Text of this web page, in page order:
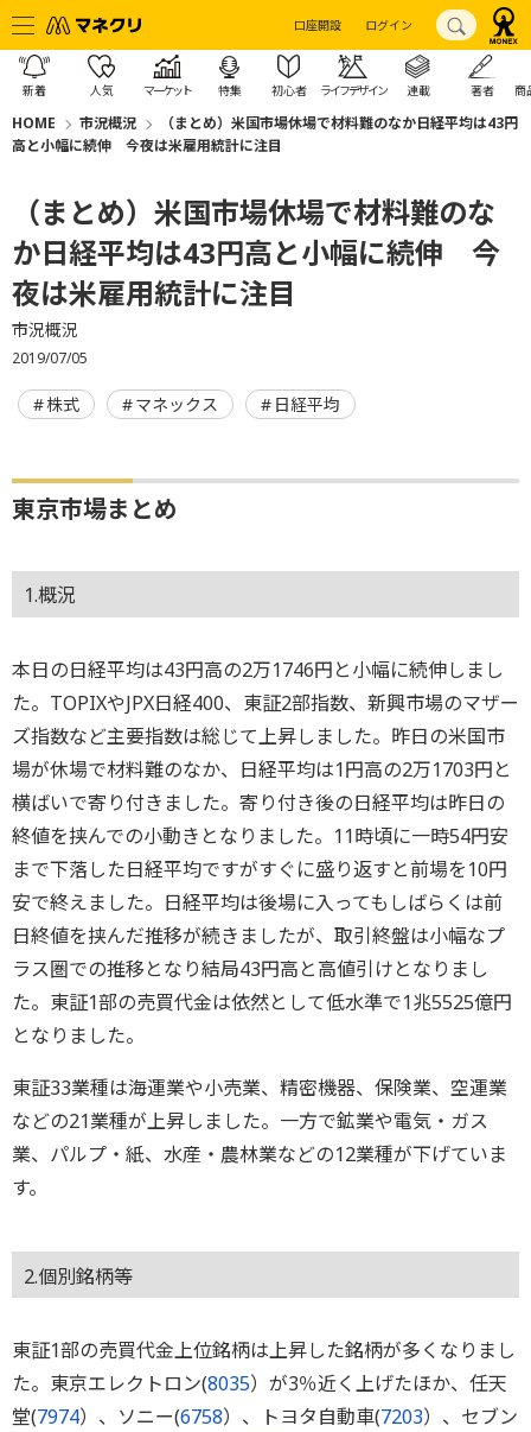
口座開設 ログイン
新着 人気 マーケット 特集 初心者 ライフデザイン 連載 著者 商
HOME 市況概況
（まとめ）米国市場休場で材料難のなか日経平均は43円
高と小幅に続伸 今夜は米雇用統計に注目
（まとめ）米国市場休場で材料難のな
か日経平均は43円高と小幅に続伸 今
夜は米雇用統計に注目
市況概況
2019/07/05
株式 マネックス 日経平均
東京市場まとめ
1.概況
本日の日経平均は43円高の2万1746円と小幅に続伸しまし
た。TOPIXやJPX日経400、東証2部指数、新興市場のマザー
ズ指数など主要指数は総じて上昇しました。昨日の米国市
場が休場で材料難のなか、日経平均は1円高の2万1703円と
横ばいで寄り付きました。寄り付き後の日経平均は昨日の
終値を挟んでの小動きとなりました。11時頃に一時54円安
まで下落した日経平均ですがすぐに盛り返すと前場を10円
安で終えました。日経平均は後場に入ってもしばらくは前
日終値を挟んだ推移が続きましたが、取引終盤は小幅なプ
ラス圏での推移となり結局43円高と高値引けとなりまし
た。東証1部の売買代金は依然として低水準で1兆5525億円
となりました。
東証33業種は海運業や小売業、精密機器、保険業、空運業
などの21業種が上昇しました。一方で鉱業や電気・ガス
業、パルプ・紙、水産・農林業などの12業種が下げていま
す。
2.個別銘柄等
東証1部の売買代金上位銘柄は上昇した銘柄が多くなりまし
た。東京エレクトロン(8035）が3％近く上げたほか、任天
堂(7974）、ソニー(6758）、トヨタ自動車(7203）、セブン